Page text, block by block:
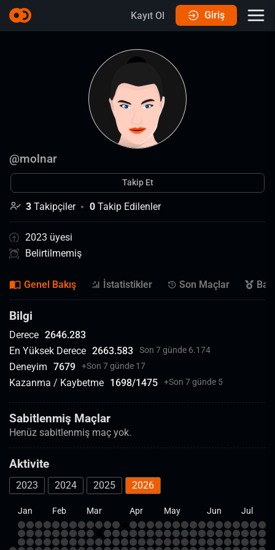
Kayıt Ol Giriş
@molnar
Takip Et
3 Takipçiler 0 Takip Edilenler
2023 üyesi
Belirtilmemiş
Genel Bakış İstatistikler Son Maçlar
Bilgi
Derece 2646.283
En Yüksek Derece 2663.583 Son 7 günde 6.174
Deneyim 7679 +Son 7 günde 17
Kazanma / Kaybetme 1698/1475 +Son 7 günde 5
Sabitlenmiş Maçlar
Henüz sabitlenmiş maç yok.
Aktivite
2023 2024 2025 2026
Jan Feb Mar Apr May Jun Jul